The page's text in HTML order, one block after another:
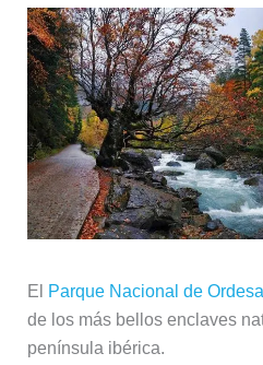
El Parque Nacional de
de los más bellos enclaves
península ibérica.